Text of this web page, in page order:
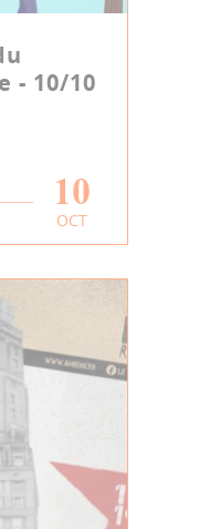
- 10/10
10
OCT